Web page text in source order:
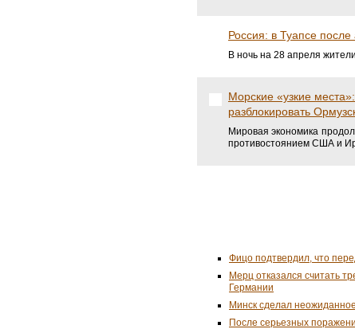
Россия: в Туапсе
В ночь на 28 апреля
Морские «узкие
разблокировать
Мировая экономика
противостоянием США и
Фицо подтвердил, что
Мерц отказался считать
Германии
Минск сделал
После серьезных